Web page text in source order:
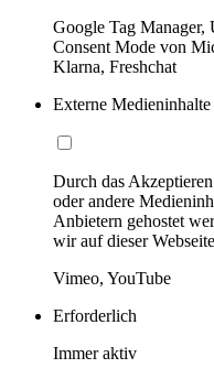
Google Tag
Consent Mode von
Klarna, Freshchat
Externe Medieninhalte
Durch das
oder andere
Anbietern gehostet
wir auf dieser
Vimeo, YouTube
Erforderlich
Immer aktiv